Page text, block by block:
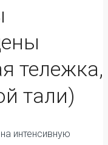
тележка,
тали)
интенсивную